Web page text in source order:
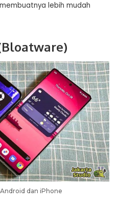
lebih mudah
dan iPhone